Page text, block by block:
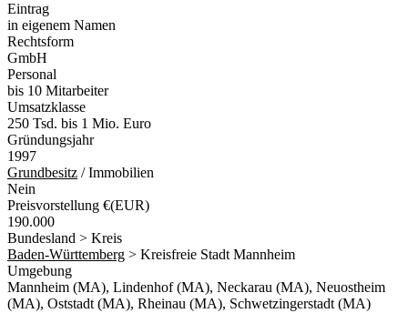
Eintrag
in eigenem Namen
Rechtsform
GmbH
Personal
bis 10 Mitarbeiter
Umsatzklasse
250 Tsd. bis 1 Mio. Euro
Gründungsjahr
1997
Grundbesitz / Immobilien
Nein
Preisvorstellung €(EUR)
190.000
Bundesland > Kreis
Baden-Württemberg > Kreisfreie Stadt Mannheim
Umgebung
Mannheim (MA), Lindenhof (MA), Neckarau (MA), Neuostheim
(MA), Oststadt (MA), Rheinau (MA), Schwetzingerstadt (MA)